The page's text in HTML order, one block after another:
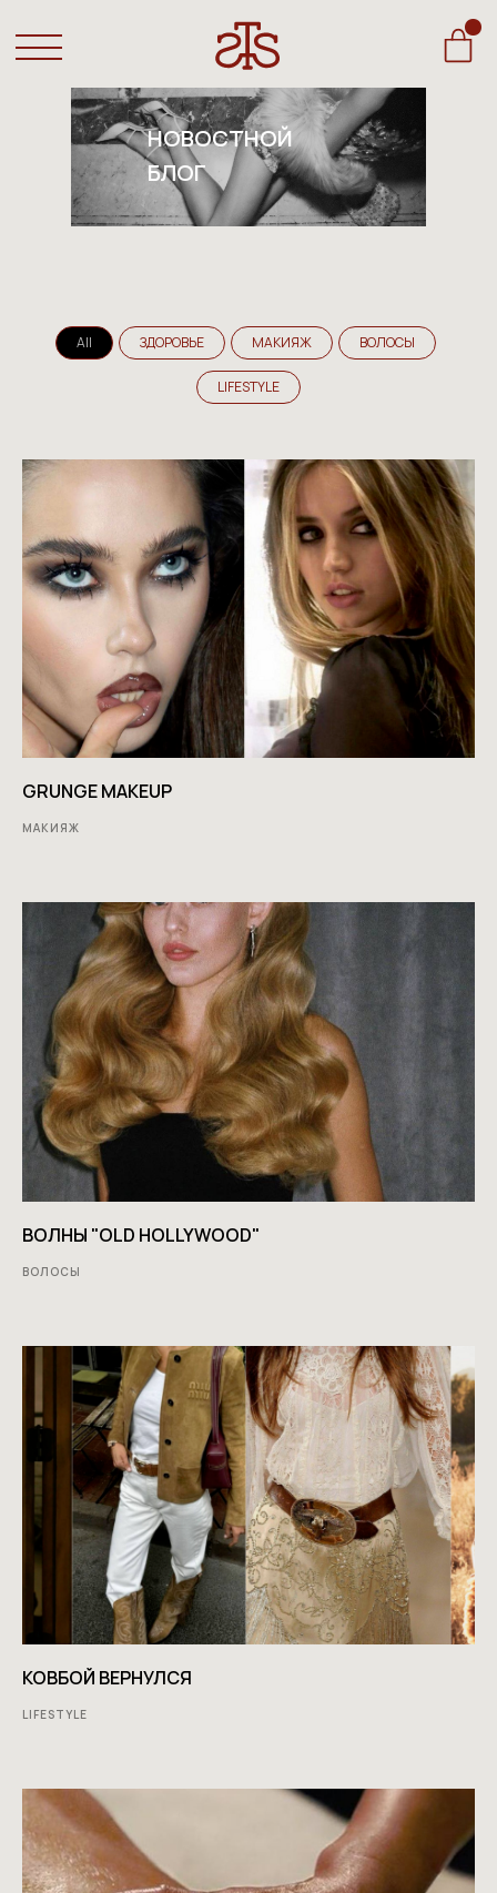
НОВОСТНОЙ
БЛОГ
All ЗДОРОВЬЕ МАКИЯЖ ВОЛОСЫ
LIFESTYLE
GRUNGE MAKEUP
МАКИЯЖ
ВОЛНЫ "OLD HOLLYWOOD"
ВОЛОСЫ
КОВБОЙ ВЕРНУЛСЯ
LIFESTYLE